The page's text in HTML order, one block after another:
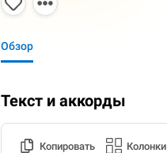
Обзор
Текст и аккорды
Копировать Колонки